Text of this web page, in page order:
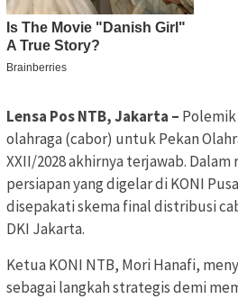
Lensa Pos NTB, Jakarta –
olahraga (cabor) untuk Pekan
XXII/2028 akhirnya terjawab.
persiapan yang digelar di KONI
disepakati skema final distribusi
DKI Jakarta.
Ketua KONI NTB, Mori Hanafi,
sebagai langkah strategis demi